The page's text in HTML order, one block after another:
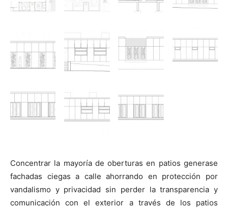
Concentrar la mayoría de oberturas en patios generase
fachadas ciegas a calle ahorrando en protección por
vandalismo y privacidad sin perder la transparencia y
comunicación con el exterior a través de los patios